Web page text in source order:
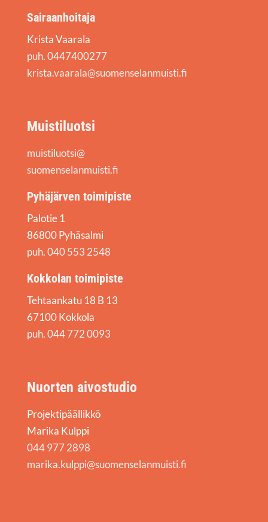
Sairaanhoitaja
Krista Vaarala
puh. 0447400277
krista.vaarala@suomenselanmuisti.fi
Muistiluotsi
muistiluotsi@
suomenselanmuisti.fi
Pyhäjärven toimipiste
Palotie 1
86800 Pyhäsalmi
puh. 040 553 2548
Kokkolan toimipiste
Tehtaankatu 18 B 13
67100 Kokkola
puh. 044 772 0093
Nuorten aivostudio
Projektipäällikkö
Marika Kulppi
044 977 2898
marika.kulppi@suomenselanmuisti.fi